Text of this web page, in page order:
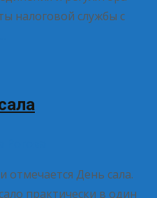
налоговой службы с
отмечается День сала.
практически в один